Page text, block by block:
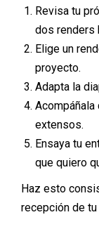
Revisa tu
dos renders
Elige un
proyecto.
Adapta la
extensos.
Ensaya tu
que quiero
Haz esto
recepción de tu